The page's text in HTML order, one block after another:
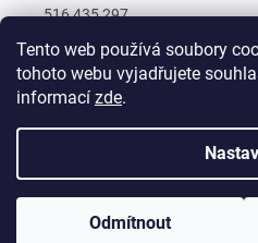
Tento web používá soubory
tohoto webu vyjadřujete
informací zde.
Odmítnout
516 435 297
603 895 965
Facebook
Copyright 2026Garnýže Dvořáček